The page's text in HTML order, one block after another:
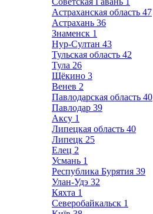
Астраханская область 47
Астрахань 36
Знаменск 1
Нур-Султан 43
Тульская область 42
Тула 26
Щёкино 3
Венев 2
Павлодарская область 40
Павлодар 39
Аксу 1
Липецкая область 40
Липецк 25
Елец 2
Усмань 1
Республика Бурятия 39
Улан-Удэ 32
Кяхта 1
Северобайкальск 1